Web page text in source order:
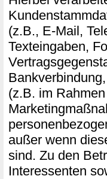
(z.B., E-Mail,
Texteingaben,
(z.B. im
außer wenn
sind. Zu den
Interessenten